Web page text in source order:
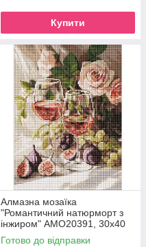
Купити
Алмазна мозаїка
"Романтичний натюрморт з
інжиром" AMO20391, 30х40
см
Готово до відправки